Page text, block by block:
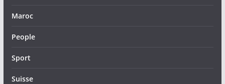
Maroc
People
Sport
Suisse